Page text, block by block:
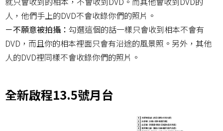
人，他們手上的DVD不會收錄你們的照片。
－不願意被拍攝： 勾選這個的話一樣只會收到相本不會有
DVD，而且你的相本裡面只會有沿途的風景照。另外，其他
人的DVD裡同樣不會收錄你們的照片。
全新啟程13.5號月台